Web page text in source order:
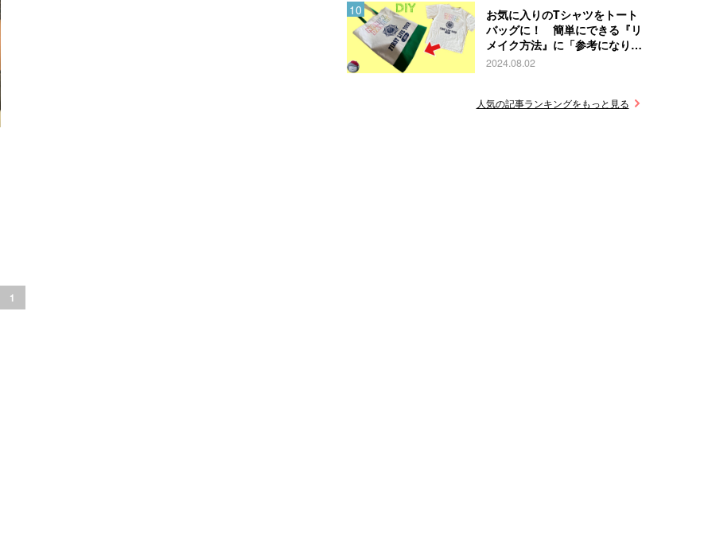
1
お気に入りのTシャツをトート
バッグに！ 簡単にできる『リ
メイク方法』に「参考になりま
す」
2024.08.02
人気の記事ランキングをもっと見る